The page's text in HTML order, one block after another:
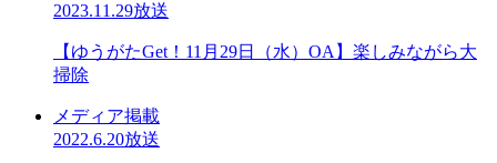
2023.11.29放送
【ゆうがたGet！11月29日（水）OA】楽しみながら大
掃除
メディア掲載
2022.6.20放送